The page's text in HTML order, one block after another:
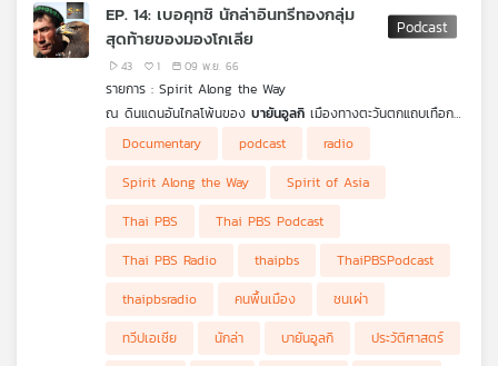
เอส
การสอบสวนเบื้องต้น พบว่า หลายกรณี ผู้ก่อเหตุลงมือ
ทำร้ายผู้อื่น เพราะความรู้สึกโกรธแค้นสังคม
EP. 14: เบอคุทชิ นักล่าอินทรีทองกลุ่ม
สุดท้ายของมองโกเลีย
43 1 09 พ.ย. 66
รายการ : Spirit Along the Way
ณ ดินแดนอันไกลโพ้นของ บายันอูลกิ เมืองทางตะวันตกแถบเทือก
ประเทศจีนและรัสเซีย ดินแดนที่ยากต่อการเดินทางและคงไม่ใช่จุด
หมายปลายทางที่คนไทยจะนึกถึง ที่นี่ไม่เพียงเป็นพื้นที่ที่มีสภาพอากาศ
แปรปรวน ยังเป็นพื้นที่มีอาชีพหนึ่งซึ่งกลายมาเป็นวัฒนธรรมของชน
เผ่าชาวคาซัคที่สืบทอดต่อกันมายาวนานถึง 6,000 ปี นั่นคือ
เวลา
ตลอดการเดินทางตามล่าหาเบอคุทชิ ทีมงานรายการ Spirit Along
รับมือ เกิดอะไรขึ้น แล้วพวกเขาตามล่าหาเบอคุทชิเจอหรือไม่ ไปฟัง
Documentary podcast
radio
Spirit Along the Way
Spirit of Asia
Thai PBS
Thai PBS Podcast
Thai PBS Radio
thaipbs
ThaiPBSPodcast
thaipbsradio
คนพื้นเมือง
ชนเผ่า
ทวีปเอเชีย
นักล่า บายันอูลกิ
ประวัติศาสตร์